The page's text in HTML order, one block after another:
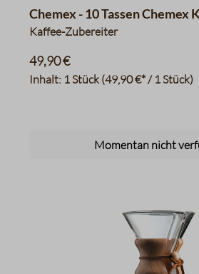
Chemex - 10 Tassen Chemex
Kaffee-Zubereiter
Inhalt: 1 Stück(49,90 €* / 1 Stück)
49,90 €
Momentan nicht